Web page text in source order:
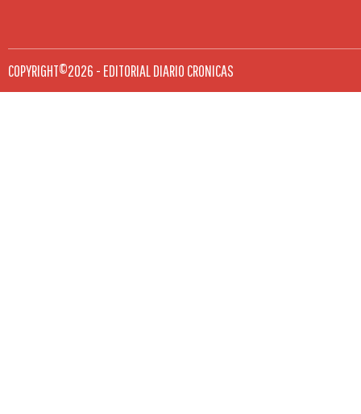
COPYRIGHT©2026 - EDITORIAL DIARIO CRONICAS